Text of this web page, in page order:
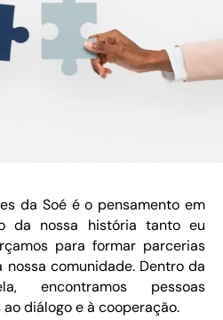
da Soé é o pensamento em
da nossa história tanto eu
para formar parcerias
comunidade. Dentro da
encontramos pessoas
diálogo e à cooperação.